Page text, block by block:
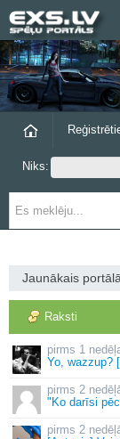
Niks:
Jaunākais portālā
Raksti
1
Yo, wazzup? [
2
"Ko darīsi
2